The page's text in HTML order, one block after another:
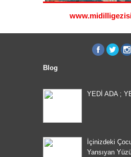
Blog
YEDİ ADA ;
İçinizdeki
Yansıyan